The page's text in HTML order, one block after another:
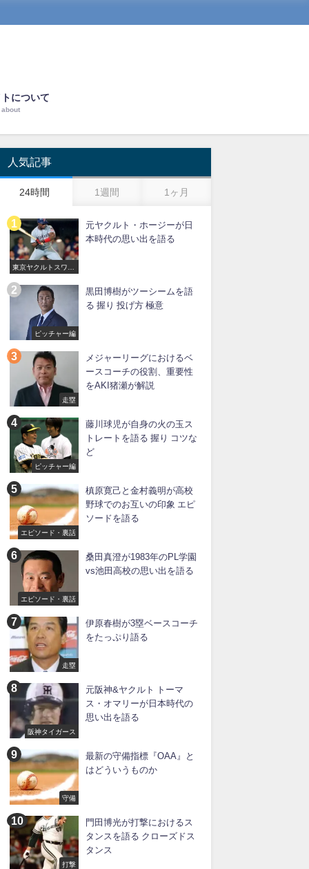
について
about
人気記事
24時間 1週間 1ヶ月
東京ヤクルトスワロ
元ヤクルト・ホージーが日
本時代の思い出を語る
ピッチャー編
黒田博樹がツーシームを語
る 握り 投げ方 極意
走塁
メジャーリーグにおけるベ
ースコーチの役割、重要性
をAKI猪瀬が解説
ピッチャー編
藤川球児が自身の火の玉ス
トレートを語る 握り コツな
ど
エピソード・裏話
槙原寛己と金村義明が高校
野球でのお互いの印象 エピ
ソードを語る
エピソード・裏話
桑田真澄が1983年のPL学園
vs池田高校の思い出を語る
走塁
伊原春樹が3塁ベースコーチ
をたっぷり語る
阪神タイガース
元阪神&ヤクルト トーマ
ス・オマリーが日本時代の
思い出を語る
守備
最新の守備指標『OAA』と
はどういうものか
打撃
門田博光が打撃におけるス
タンスを語る クローズドス
タンス